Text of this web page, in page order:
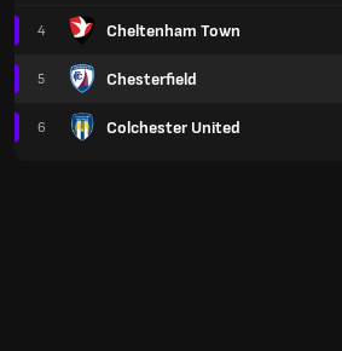
4 Cheltenham Town
5 Chesterfield
6 Colchester United